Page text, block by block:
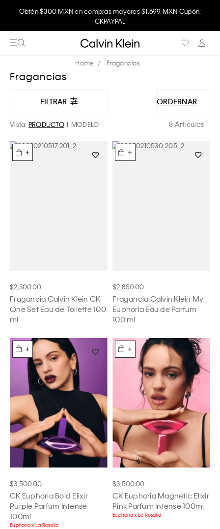
Obtén $300 MXN en compras mayores $1,699 MXN Cupón:
CKPAYPAL
Fragancias
Fragancias
FILTRAR ORDERNAR
Vista: PRODUCTO MODELO 8 Artículos
+
$2,300.00
Fragancia Calvin Klein CK
One Set Eau de Toilette 100
ml
+
$2,850.00
Fragancia Calvin Klein My
Euphoria Eau de Parfum
100 ml
+
$3,500.00
CK Euphoria Bold Elixir
Purple Parfum Intense
100ml
Euphoria x La Rosalía
+
$3,500.00
CK Euphoria Magnetic Elixir
Pink Parfum Intense 100ml
Euphoria x La Rosalía